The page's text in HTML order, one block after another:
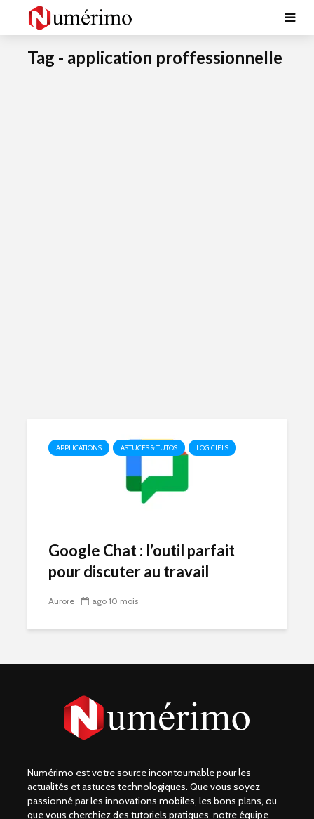
Tag - application proffessionnelle
APPLICATIONS ASTUCES & TUTOS LOGICIELS
Google Chat : l’outil parfait
pour discuter au travail
Aurore ago 10 mois
Numérimo est votre source incontournable pour les
actualités et astuces technologiques. Que vous soyez
passionné par les innovations mobiles, les bons plans, ou
que vous cherchiez des tutoriels pratiques, notre équipe